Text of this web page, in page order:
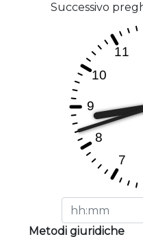
Successivo
Metodi giuridiche